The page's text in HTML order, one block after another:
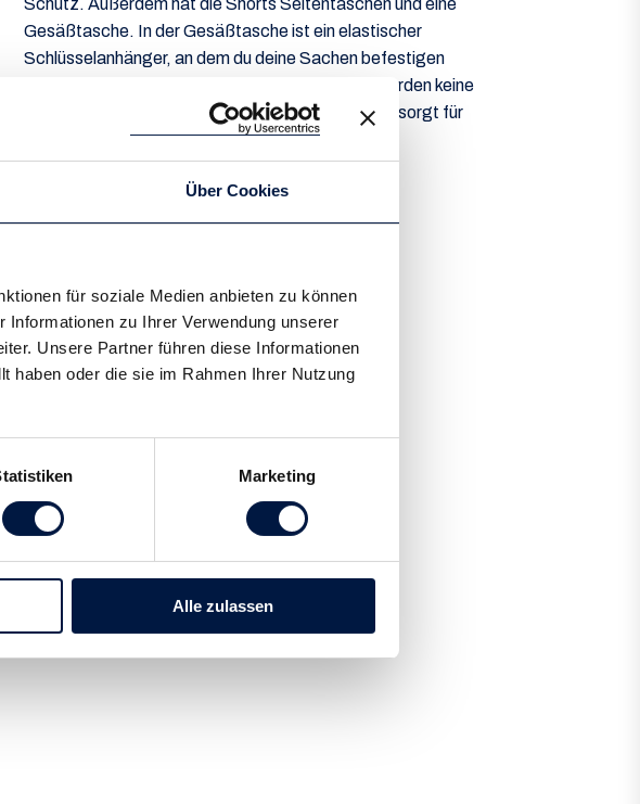
Über Cookies
für soziale Medien anbieten zu können
zu Ihrer Verwendung unserer
Unsere Partner führen diese Informationen
haben oder die sie im Rahmen Ihrer Nutzung
Marketing
Alle zulassen
remove add Ausverkauft
Schutz. Außerdem hat die Shorts Seitentaschen und eine
Gesäßtasche. In der Gesäßtasche ist ein elastischer
Schlüsselanhänger, an dem du deine Sachen befestigen
kannst. Bei der Herstellung dieser Badeshorts wurden keine
PFC verwendet. Die PRTFIRDOWS von Protest sorgt für
Spaß im Sommer.